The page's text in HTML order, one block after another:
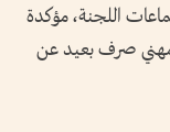
اللجنة، مؤكدة
مهني صرف بعيد عن